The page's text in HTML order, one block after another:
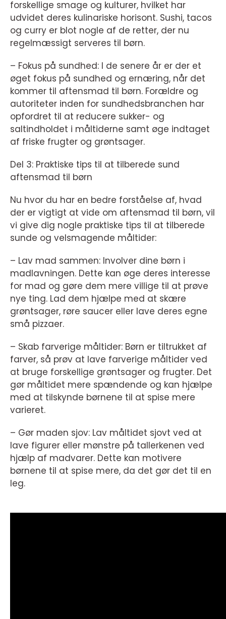
forskellige smage og kulturer, hvilket har
udvidet deres kulinariske horisont. Sushi, tacos
og curry er blot nogle af de retter, der nu
regelmæssigt serveres til børn.
– Fokus på sundhed: I de senere år er der et
øget fokus på sundhed og ernæring, når det
kommer til aftensmad til børn. Forældre og
autoriteter inden for sundhedsbranchen har
opfordret til at reducere sukker- og
saltindholdet i måltiderne samt øge indtaget
af friske frugter og grøntsager.
Del 3: Praktiske tips til at tilberede sund
aftensmad til børn
Nu hvor du har en bedre forståelse af, hvad
der er vigtigt at vide om aftensmad til børn, vil
vi give dig nogle praktiske tips til at tilberede
sunde og velsmagende måltider:
– Lav mad sammen: Involver dine børn i
madlavningen. Dette kan øge deres interesse
for mad og gøre dem mere villige til at prøve
nye ting. Lad dem hjælpe med at skære
grøntsager, røre saucer eller lave deres egne
små pizzaer.
– Skab farverige måltider: Børn er tiltrukket af
farver, så prøv at lave farverige måltider ved
at bruge forskellige grøntsager og frugter. Det
gør måltidet mere spændende og kan hjælpe
med at tilskynde børnene til at spise mere
varieret.
– Gør maden sjov: Lav måltidet sjovt ved at
lave figurer eller mønstre på tallerkenen ved
hjælp af madvarer. Dette kan motivere
børnene til at spise mere, da det gør det til en
leg.